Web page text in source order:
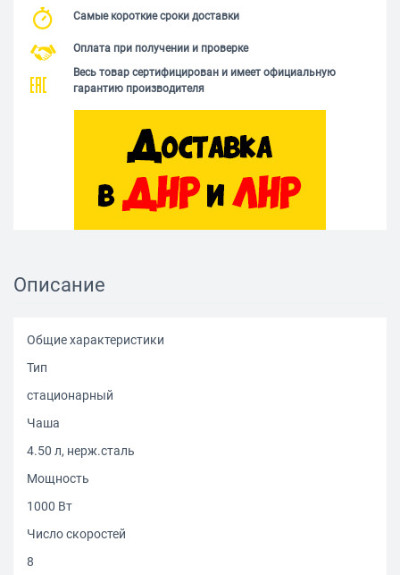
Самые короткие сроки доставки
Оплата при получении и проверке
Весь товар сертифицирован и имеет официальную
гарантию производителя
Описание
Общие характеристики
Тип
стационарный
Чаша
4.50 л, нерж.сталь
Мощность
1000 Вт
Число скоростей
8